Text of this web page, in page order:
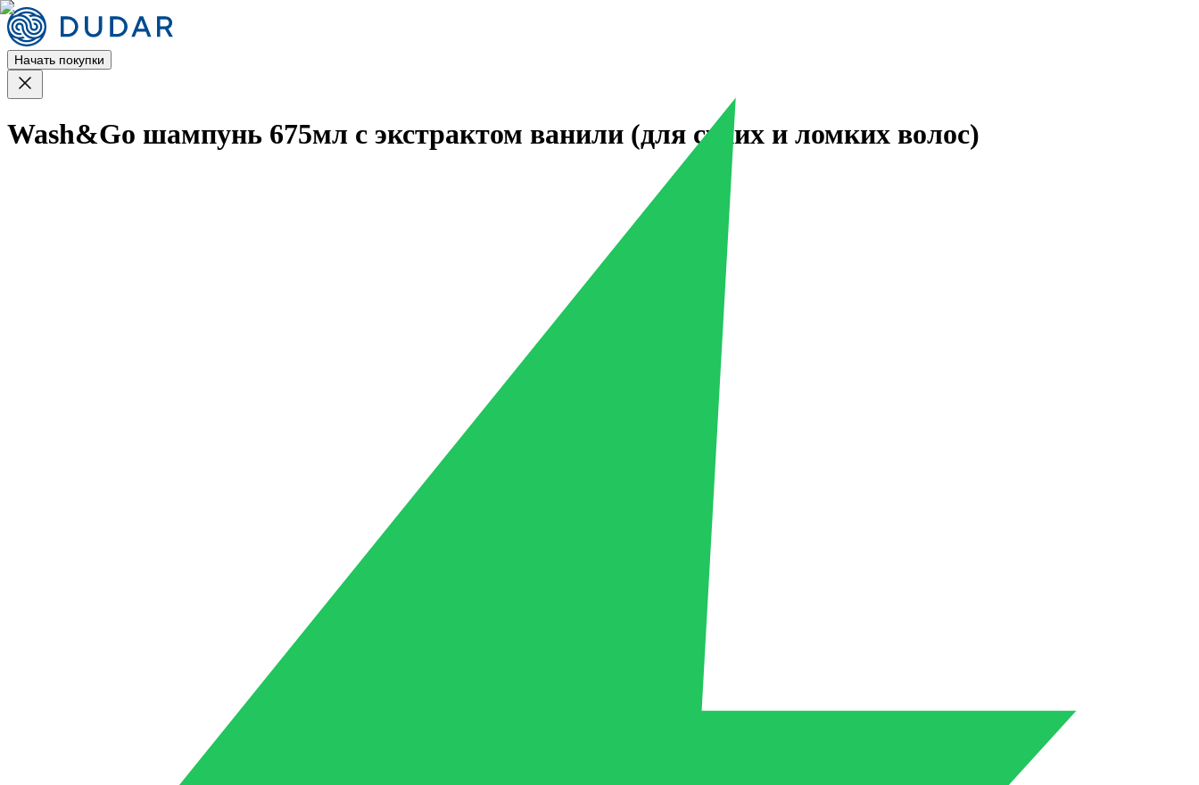
Начать покупки
Wash&Go шампунь 675мл с экстрактом ванили (для сухих и ломких волос)